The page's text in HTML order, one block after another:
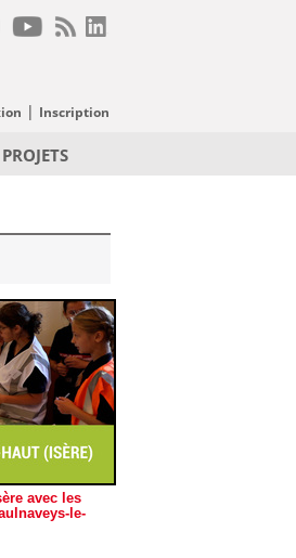
| Inscription
PROJETS
avec les
le-